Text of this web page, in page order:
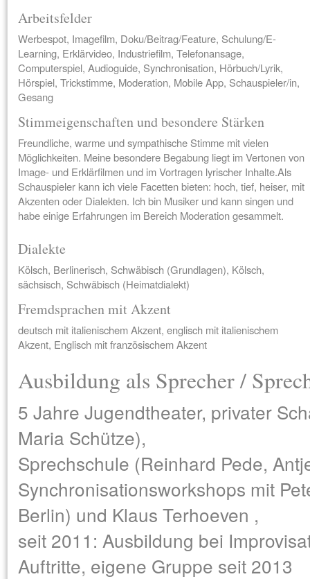
Arbeitsfelder
Werbespot, Imagefilm, Doku/Beitrag/Feature, Schulung/E-
Learning, Erklärvideo, Industriefilm, Telefonansage,
Computerspiel, Audioguide, Synchronisation, Hörbuch/Lyrik,
Hörspiel, Trickstimme, Moderation, Mobile App, Schauspieler/in,
Gesang
Stimmeigenschaften und besondere Stärken
Freundliche, warme und sympathische Stimme mit vielen
Möglichkeiten. Meine besondere Begabung liegt im Vertonen von
Image- und Erklärfilmen und im Vortragen lyrischer Inhalte.Als
Schauspieler kann ich viele Facetten bieten: hoch, tief, heiser, mit
Akzenten oder Dialekten. Ich bin Musiker und kann singen und
habe einige Erfahrungen im Bereich Moderation gesammelt.
Dialekte
Kölsch, Berlinerisch, Schwäbisch (Grundlagen), Kölsch,
sächsisch, Schwäbisch (Heimatdialekt)
Fremdsprachen mit Akzent
deutsch mit italienischem Akzent, englisch mit italienischem
Akzent, Englisch mit französischem Akzent
Ausbildung als Sprecher /
5 Jahre Jugendtheater, privater
Maria Schütze),
Sprechschule (Reinhard Pede,
Synchronisationsworkshops mit
Berlin) und Klaus Terhoeven ,
seit 2011: Ausbildung bei
Auftritte, eigene Gruppe seit 2013